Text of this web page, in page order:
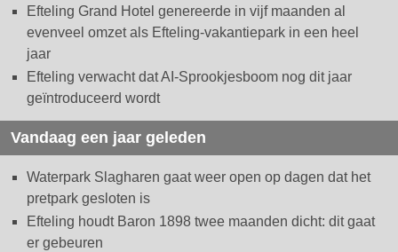
Efteling Grand Hotel genereerde in vijf maanden al
evenveel omzet als Efteling-vakantiepark in een heel
jaar
Efteling verwacht dat AI-Sprookjesboom nog dit jaar
geïntroduceerd wordt
Vandaag een jaar geleden
Waterpark Slagharen gaat weer open op dagen dat het
pretpark gesloten is
Efteling houdt Baron 1898 twee maanden dicht: dit gaat
er gebeuren